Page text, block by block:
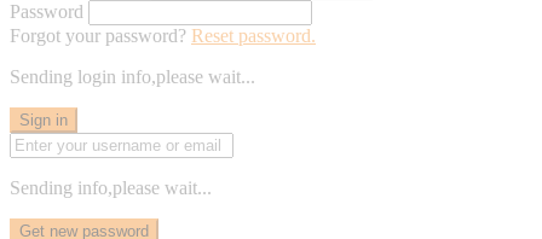
Password
Forgot your password? Reset password.
Sending login info,please wait...
Sign in
Sending info,please wait...
Get new password